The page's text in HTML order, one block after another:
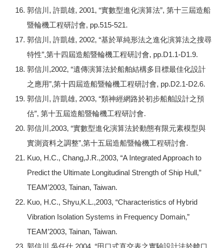
郭信川, 許凱雄, 2001, “實數型進化演算法”, 第十三屆造船
暨輪機工程研討會, pp.515-521.
郭信川, 許凱雄, 2002, “基於單純形法之進化演算法之搜尋
特性”,第十四屆造船暨輪機工程研討會, pp.D1.1-D1.9.
郭信川,2002, “遺傳演算法於船舶結構多目標最佳化設計
之應用”,第十四屆造船暨輪機工程研討會, pp.D2.1-D2.6.
郭信川, 許凱雄, 2003, “類神經網路於初步船舶設計之預
估”, 第十五屆造船暨輪機工程研討會.
郭信川,2003, “實數型進化演算法於動態有限元素模型與
實測資料之調整”,第十五屆造船暨輪機工程研討會.
Kuo, H.C., Chang,J.R.,2003, “A Integrated Approach to
Predict the Ultimate Longitudinal Strength of Ship Hull,”
TEAM’2003, Tainan, Taiwan.
Kuo, H.C., Shyu,K.L.,2003, “Characteristics of Hybrid
Vibration Isolation Systems in Frequency Domain,”
TEAM’2003, Tainan, Taiwan.
郭信川,吳任仕,2004, “田口式直交表之實驗設計法於艙口